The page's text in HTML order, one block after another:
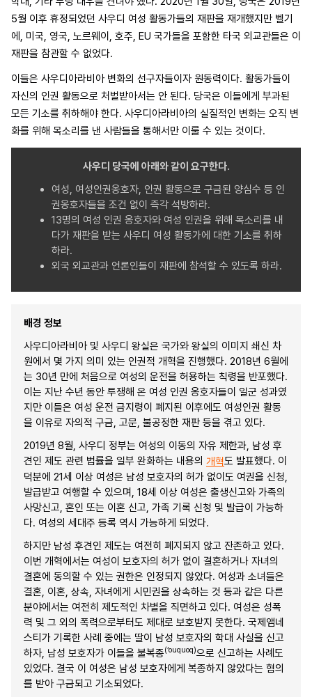
5월 이후 휴정되었던 사우디 여성 활동가들의 재판을 재개했지만 벨기
에, 미국, 영국, 노르웨이, 호주, EU 국가들을 포함한 타국 외교관들은 이
재판을 참관할 수 없었다.
이들은 사우디아라비아 변화의 선구자들이자 원동력이다. 활동가들이
자신의 인권 활동으로 처벌받아서는 안 된다. 당국은 이들에게 부과된
모든 기소를 취하해야 한다. 사우디아라비아의 실질적인 변화는 오직 변
화를 위해 목소리를 낸 사람들을 통해서만 이룰 수 있는 것이다.
사우디 당국에 아래와 같이 요구한다.
여성, 여성인권옹호자, 인권 활동으로 구금된 양심수 등 인
권옹호자들을 조건 없이 즉각 석방하라.
13명의 여성 인권 옹호자와 여성 인권을 위해 목소리를 내
다가 재판을 받는 사우디 여성 활동가에 대한 기소를 취하
하라.
외국 외교관과 언론인들이 재판에 참석할 수 있도록 하라.
배경 정보
사우디아라비아 및 사우디 왕실은 국가와 왕실의 이미지 쇄신 차
원에서 몇 가지 의미 있는 인권적 개혁을 진행했다. 2018년 6월에
는 30년 만에 처음으로 여성의 운전을 허용하는 칙령을 반포했다.
이는 지난 수년 동안 투쟁해 온 여성 인권 옹호자들이 일군 성과였
지만 이들은 여성 운전 금지령이 폐지된 이후에도 여성인권 활동
을 이유로 자의적 구금, 고문, 불공정한 재판 등을 겪고 있다.
2019년 8월, 사우디 정부는 여성의 이동의 자유 제한과, 남성 후
견인 제도 관련 법률을 일부 완화하는 내용의 개혁도 발표했다. 이
덕분에 21세 이상 여성은 남성 보호자의 허가 없이도 여권을 신청,
발급받고 여행할 수 있으며, 18세 이상 여성은 출생신고와 가족의
사망신고, 혼인 또는 이혼 신고, 가족 기록 신청 및 발급이 가능하
다. 여성의 세대주 등록 역시 가능하게 되었다.
하지만 남성 후견인 제도는 여전히 폐지되지 않고 잔존하고 있다.
이번 개혁에서는 여성이 보호자의 허가 없이 결혼하거나 자녀의
결혼에 동의할 수 있는 권한은 인정되지 않았다. 여성과 소녀들은
결혼, 이혼, 상속, 자녀에게 시민권을 상속하는 것 등과 같은 다른
분야에서는 여전히 제도적인 차별을 직면하고 있다. 여성은 성폭
력 및 그 외의 폭력으로부터도 제대로 보호받지 못한다. 국제앰네
스티가 기록한 사례 중에는 딸이 남성 보호자의 학대 사실을 신고
하자, 남성 보호자가 이들을 불복종(‘ouquoq)으로 신고하는 사례도
있었다. 결국 이 여성은 남성 보호자에게 복종하지 않았다는 혐의
를 받아 구금되고 기소되었다.